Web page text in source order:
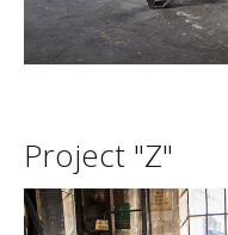
Project "Z"